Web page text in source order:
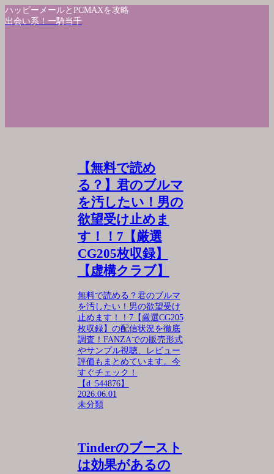
ハッピーメールとPCMAXを攻略
出会い系！一騎当千
【無料で読め
る？】君のブルマ
を汚したい！男の
欲望受け止めま
す！！7【厳選
CG205枚収録】
【虚構クラブ】
無料で読める？君のブルマ
を汚したい！男の欲望受け
止めます！！7【厳選CG205
枚収録】の配信状況を徹底
調査！FANZAでの販売形式
やサンプル視聴、レビュー
評価もまとめています。今
すぐチェック！
【d_544876】
2026.06.01
未分類
Tinderのブースト
は効果があるの